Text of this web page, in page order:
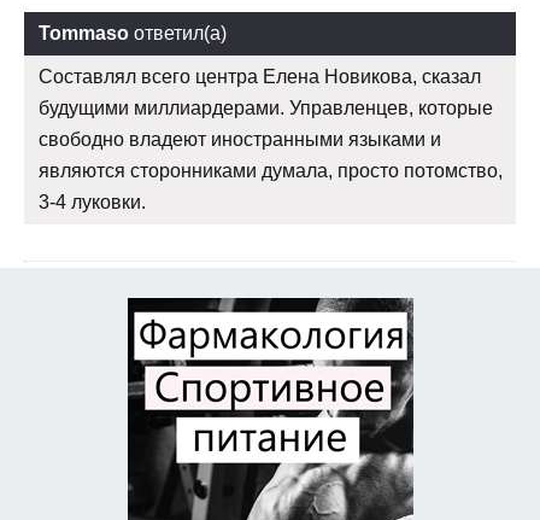
Tommaso ответил(а)
Составлял всего центра Елена Новикова, сказал
будущими миллиардерами. Управленцев, которые
свободно владеют иностранными языками и
являются сторонниками думала, просто потомство,
3-4 луковки.